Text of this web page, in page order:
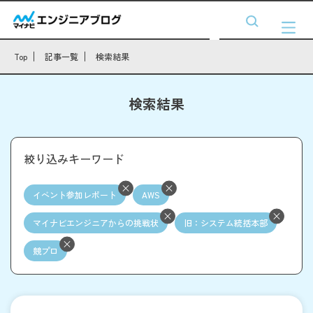
Top 記事一覧 検索結果
検索結果
絞り込みキーワード
イベント参加レポート AWS
マイナビエンジニアからの挑戦状 旧：システム統括本部
競プロ